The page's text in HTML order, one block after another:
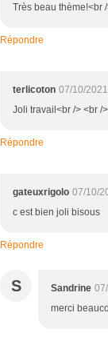
Très beau thème!<br
Répondre
terlicoton 07/10/
Joli travail<br /> <br /
Répondre
gateuxrigolo 07/10/
c est bien joli bisous
Répondre
S Sandrine
merci